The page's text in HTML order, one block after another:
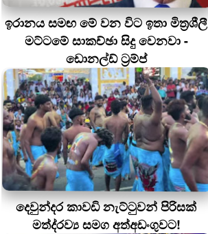
ඉරානය සමඟ මේ වන විට ඉතා මිත්‍රශීලී
මට්ටමේ සාකච්ඡා සිදු වෙනවා -
ඩොනල්ඩ් ට්‍රම්ප්
දෙවුන්දර කාවඩි නැට්ටුවන් පිරිසක්
මත්ද‍්‍රව්‍ය සමග අත්අඩංගුවට!